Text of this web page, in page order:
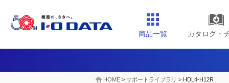
商品一覧 カタログ・
HOME > サポートライブラリ > HDL4-H12R